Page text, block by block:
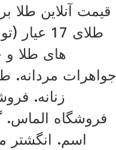
قیمت آنلاین طلا
طلای 17
های طلا و
جواهرات مردانه.
زنانه.
فروشگاه الماس.
اسم. انگشتر